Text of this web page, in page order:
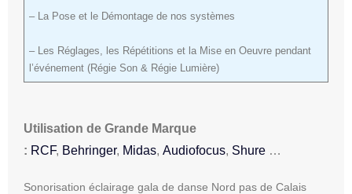
– La Pose et le Démontage de nos systèmes
– Les Réglages, les Répétitions et la Mise en Oeuvre pendant
l’événement (Régie Son & Régie Lumière)
Utilisation de Grande Marque
: RCF, Behringer, Midas, Audiofocus, Shure …
Sonorisation éclairage gala de danse Nord pas de Calais